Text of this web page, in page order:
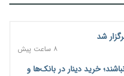
شد
۸ ساعت پیش
خرید دینار در بانک‌ها و